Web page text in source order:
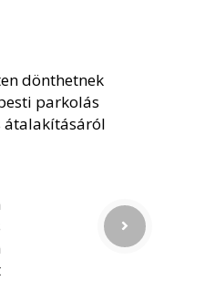
dönthetnek
parkolás
átalakításáról